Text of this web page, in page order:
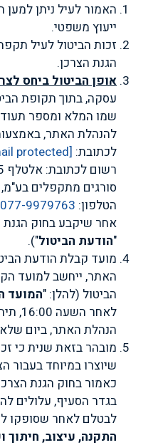
האמור לעיל ניתן למען
ייעוץ משפטי.
זכות הביטול לעיל
הגנת הצרכן.
אופן הביטול ביחס
עסקה, בתוך תקופת
שמו המלא ומספר
להנהלת האתר,
לכתובת: [email protected]
רשום לכתובת: אלטלף 25, יהוד, עבור
סורגים מתקפלים בע"מ
הטלפון: 077-9979763
אחר שיקבע בחוק הגנת
"הודעת הביטול").
מועד קבלת הודעת
האתר, ייחשב למועד
הביטול (להלן: "המועד
לאחר
הנהלת האתר, ביום
מובהר בזאת שנית כי
שיוצרו במיוחד בעבור
כאמור בחוק הגנת
בגדר הסעיף, עלולים
לבטלם לאחר שסופקו
התקנה, עיצוב, חיתוך